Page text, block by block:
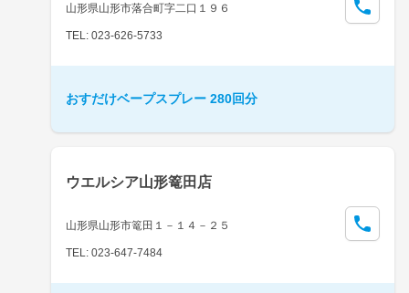
山形県山形市落合町字二口１９６
TEL: 023-626-5733
おすだけベープスプレー 280回分
ウエルシア山形篭田店
山形県山形市篭田１－１４－２５
TEL: 023-647-7484